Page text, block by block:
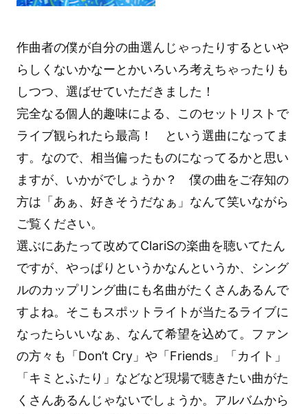
作曲者の僕が自分の曲選んじゃったりするといや
らしくないかなーとかいろいろ考えちゃったりも
しつつ、選ばせていただきました！
完全なる個人的趣味による、このセットリストで
ライブ観られたら最高！ という選曲になってま
す。なので、相当偏ったものになってるかと思い
ますが、いかがでしょうか？ 僕の曲をご存知の
方は「あぁ、好きそうだなぁ」なんて笑いながら
ご覧ください。
選ぶにあたって改めてClariSの楽曲を聴いてたん
ですが、やっぱりというかなんというか、シング
ルのカップリング曲にも名曲がたくさんあるんで
すよね。そこもスポットライトが当たるライブに
なったらいいなぁ、なんて希望を込めて。ファン
の方々も「Don’t Cry」や「Friends」「カイト」
「キミとふたり」などなど現場で聴きたい曲がた
くさんあるんじゃないでしょうか。アルバムから